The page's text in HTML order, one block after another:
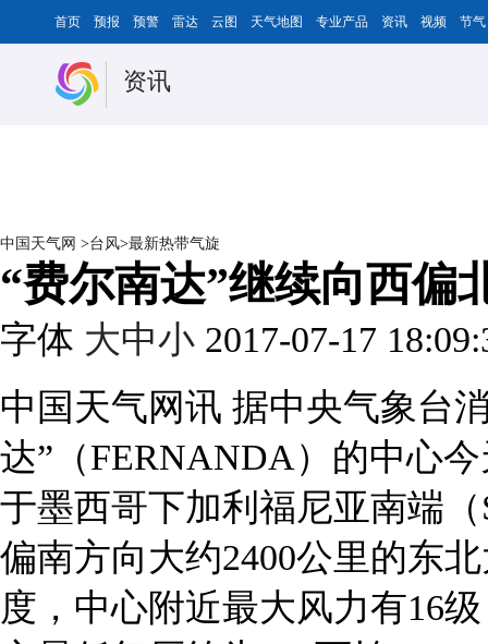
首页 预报 预警 雷达 云图 天气地图 专业产品 资讯 视频 节气
资讯
中国天气网 >台风>最新热带气旋
“费尔南达”继续向西偏
字体 大中小 2017-07-17
中国天气网讯 据中央气象台
达”（FERNANDA）的中心
于墨西哥下加利福尼亚南端
偏南方向大约2400公里的东
度，中心附近最大风力有16